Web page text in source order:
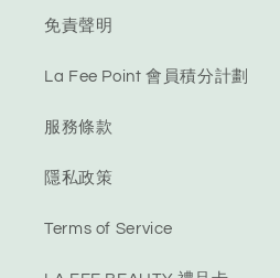
免責聲明
La Fee Point 會員積分計劃
服務條款
隱私政策
Terms of Service